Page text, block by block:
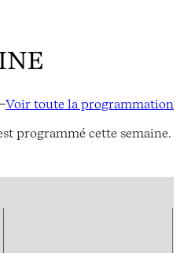
Voir toute la programmation
programmé cette semaine.